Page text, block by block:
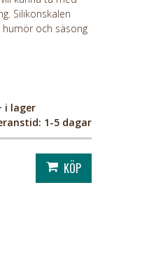
Silikonskalen
och säsong
i lager
1-5 dagar